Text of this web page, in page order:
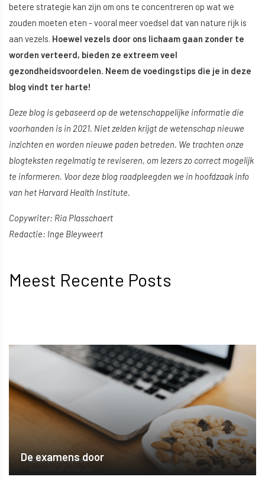
betere strategie kan zijn om ons te concentreren op wat we
zouden moeten eten - vooral meer voedsel dat van nature rijk is
aan vezels. Hoewel vezels door ons lichaam gaan zonder te
worden verteerd, bieden ze extreem veel
gezondheidsvoordelen. Neem de voedingstips die je in deze
blog vindt ter harte!
Deze blog is gebaseerd op de wetenschappelijke informatie die
voorhanden is in 2021. Niet zelden krijgt de wetenschap nieuwe
inzichten en worden nieuwe paden betreden. We trachten onze
blogteksten regelmatig te reviseren, om lezers zo correct mogelijk
te informeren. Voor deze blog raadpleegden we in hoofdzaak info
van het Harvard Health Institute.
Copywriter: Ria Plasschaert
Redactie: Inge Bleyweert
Meest Recente Posts
De examens door